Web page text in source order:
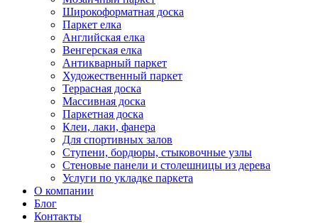
Широкоформатная доска
Паркет елка
Английская елка
Венгерская елка
Антикварный паркет
Художественный паркет
Террасная доска
Массивная доска
Паркетная доска
Клеи, лаки, фанера
Для спортивных залов
Ступени, бордюры, стыковочные узлы
Стеновые панели и столешницы из дерева
Услуги по укладке паркета
О компании
Блог
Контакты